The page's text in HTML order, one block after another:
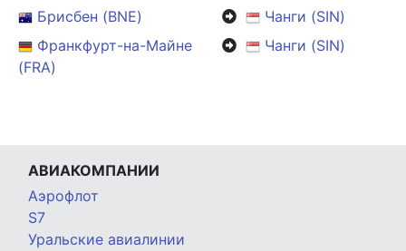
Брисбен (BNE)
Чанги (SIN)
Франкфурт-на-Майне
(FRA)
Чанги (SIN)
АВИАКОМПАНИИ
Аэрофлот
S7
Уральские авиалинии